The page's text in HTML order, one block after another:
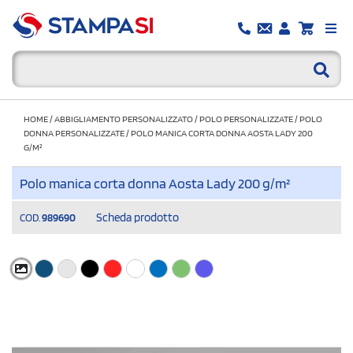
HOME/ABBIGLIAMENTO PERSONALIZZATO/POLO PERSONALIZZATE/POLO
DONNA PERSONALIZZATE/POLO MANICA CORTA DONNA AOSTA LADY 200
G/M²
Polo manica corta donna Aosta Lady 200 g/m²
COD. 989690 Scheda prodotto